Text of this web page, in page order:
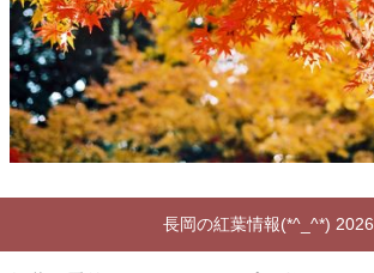
長岡の紅葉情報(*^_^*) 2026